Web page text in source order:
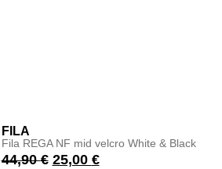
FILA
Fila REGA NF mid velcro White & Black
44,90€ 25,00 €